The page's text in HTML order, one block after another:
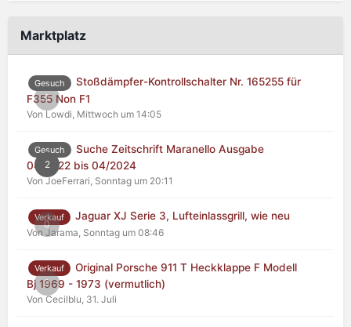
Marktplatz
0
Gesuch
Stoßdämpfer-Kontrollschalter Nr. 165255 für
F355 Non F1
Von Lowdi, Mittwoch um 14:05
2
Gesuch
Suche Zeitschrift Maranello Ausgabe
04/2022 bis 04/2024
Von JoeFerrari, Sonntag um 20:11
0
Verkauf Jaguar XJ Serie 3, Lufteinlassgrill, wie neu
Von Jarama, Sonntag um 08:46
0
Verkauf
Original Porsche 911 T Heckklappe F Modell
Bj 1969 - 1973 (vermutlich)
Von Cecilblu, 31. Juli